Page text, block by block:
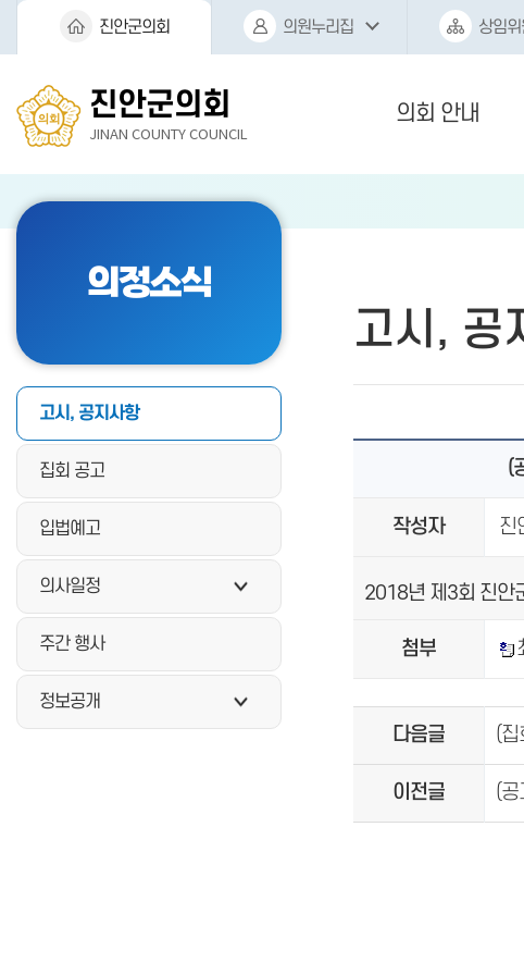
본문바로가기
진안군의회
의원누리집 상임위
진안군의회
JINAN COUNTY COUNCIL
의회 안내
의정소식
고시, 공지사항
집회 공고
입법예고
의사일정
주간 행사
정보공개
고시, 공
(
작성자 진
2018년 제3회 진안
첨부
다음글 (집
이전글 (